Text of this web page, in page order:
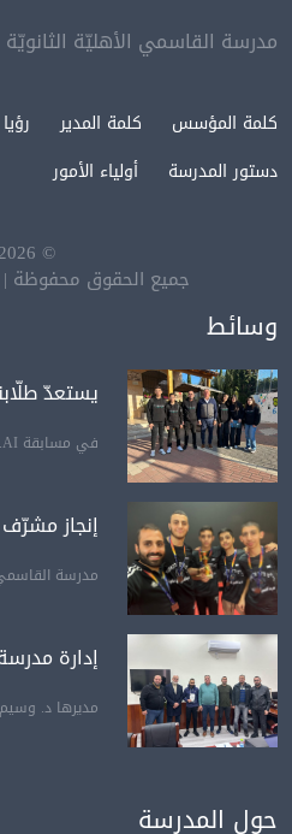
مدرسة القاسمي الأهليّة الثانويّة
كلمة المؤسس كلمة المدير
دستور المدرسة
أولياء الأمور
©
جميع الحقوق محفوظة |
وسائط
يستعدّ
في مسابقة Start Cup.AI
إنجاز
مدرسة القاسمي
إدارة
مديرها د.
حول المدرسة